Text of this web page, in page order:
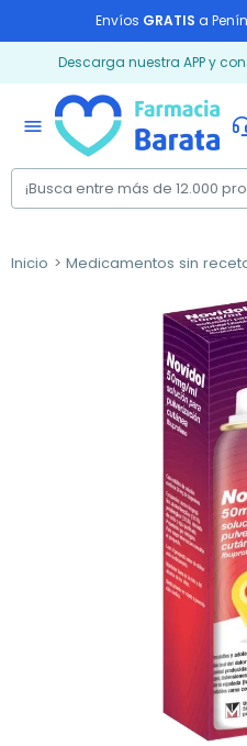
Envíos GRATIS a
Descarga nuestra APP y
menu
Inicio Medicamentos sin